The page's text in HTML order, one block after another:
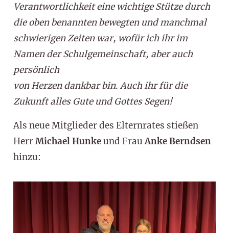
Verantwortlichkeit eine wichtige Stütze durch
die oben benannten bewegten und manchmal
schwierigen Zeiten war, wofür ich ihr im
Namen der Schulgemeinschaft, aber auch
persönlich
von Herzen dankbar bin. Auch ihr für die
Zukunft alles Gute und Gottes Segen!
Als neue Mitglieder des Elternrates stießen
HerrMichael Hunkeund FrauAnke Berndsen
hinzu: